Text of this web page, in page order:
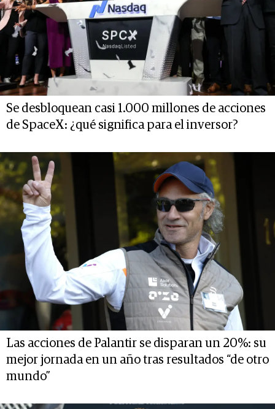
Se desbloquean casi 1.000 millones de acciones
de SpaceX: ¿qué significa para el inversor?
Las acciones de Palantir se disparan un 20%: su
mejor jornada en un año tras resultados “de otro
mundo”